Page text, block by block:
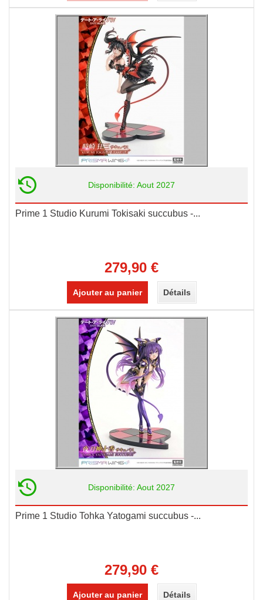
Disponibilité: Aout 2027
Prime 1 Studio Kurumi Tokisaki succubus -...
279,90 €
Ajouter au panier Détails
Disponibilité: Aout 2027
Prime 1 Studio Tohka Yatogami succubus -...
279,90 €
Ajouter au panier Détails